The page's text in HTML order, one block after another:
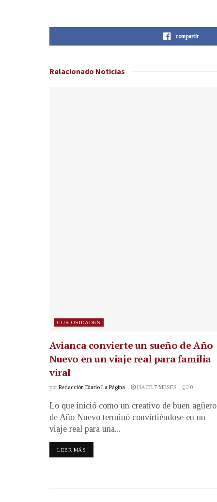
compartir
Relacionado Noticias
CURIOSIDADES
Avianca convierte un sueño de Año
Nuevo en un viaje real para familia
viral
por Redacción Diario La Página HACE 7 MESES 0
Lo que inició como un creativo de buen agüero
de Año Nuevo terminó convirtiéndose en un
viaje real para una...
LEER MÁS